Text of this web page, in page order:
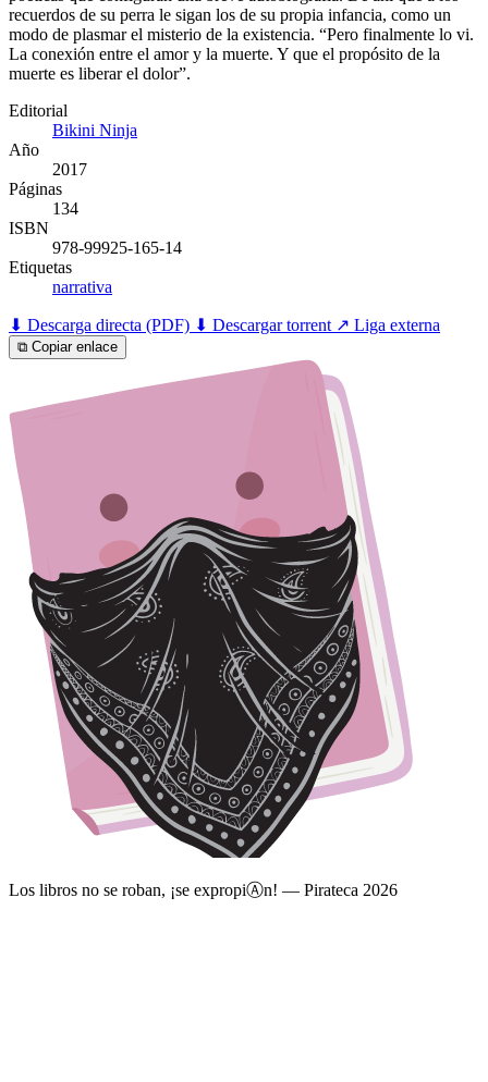
recuerdos de su perra le sigan los de su propia infancia, como un
modo de plasmar el misterio de la existencia. “Pero finalmente lo vi.
La conexión entre el amor y la muerte. Y que el propósito de la
muerte es liberar el dolor”.
Editorial
Bikini Ninja
Año
2017
Páginas
134
ISBN
978-99925-165-14
Etiquetas
narrativa
⬇ Descarga directa (PDF) ⬇ Descargar torrent ↗ Liga externa
⧉ Copiar enlace
Los libros no se roban, ¡se expropiⒶn! — Pirateca 2026